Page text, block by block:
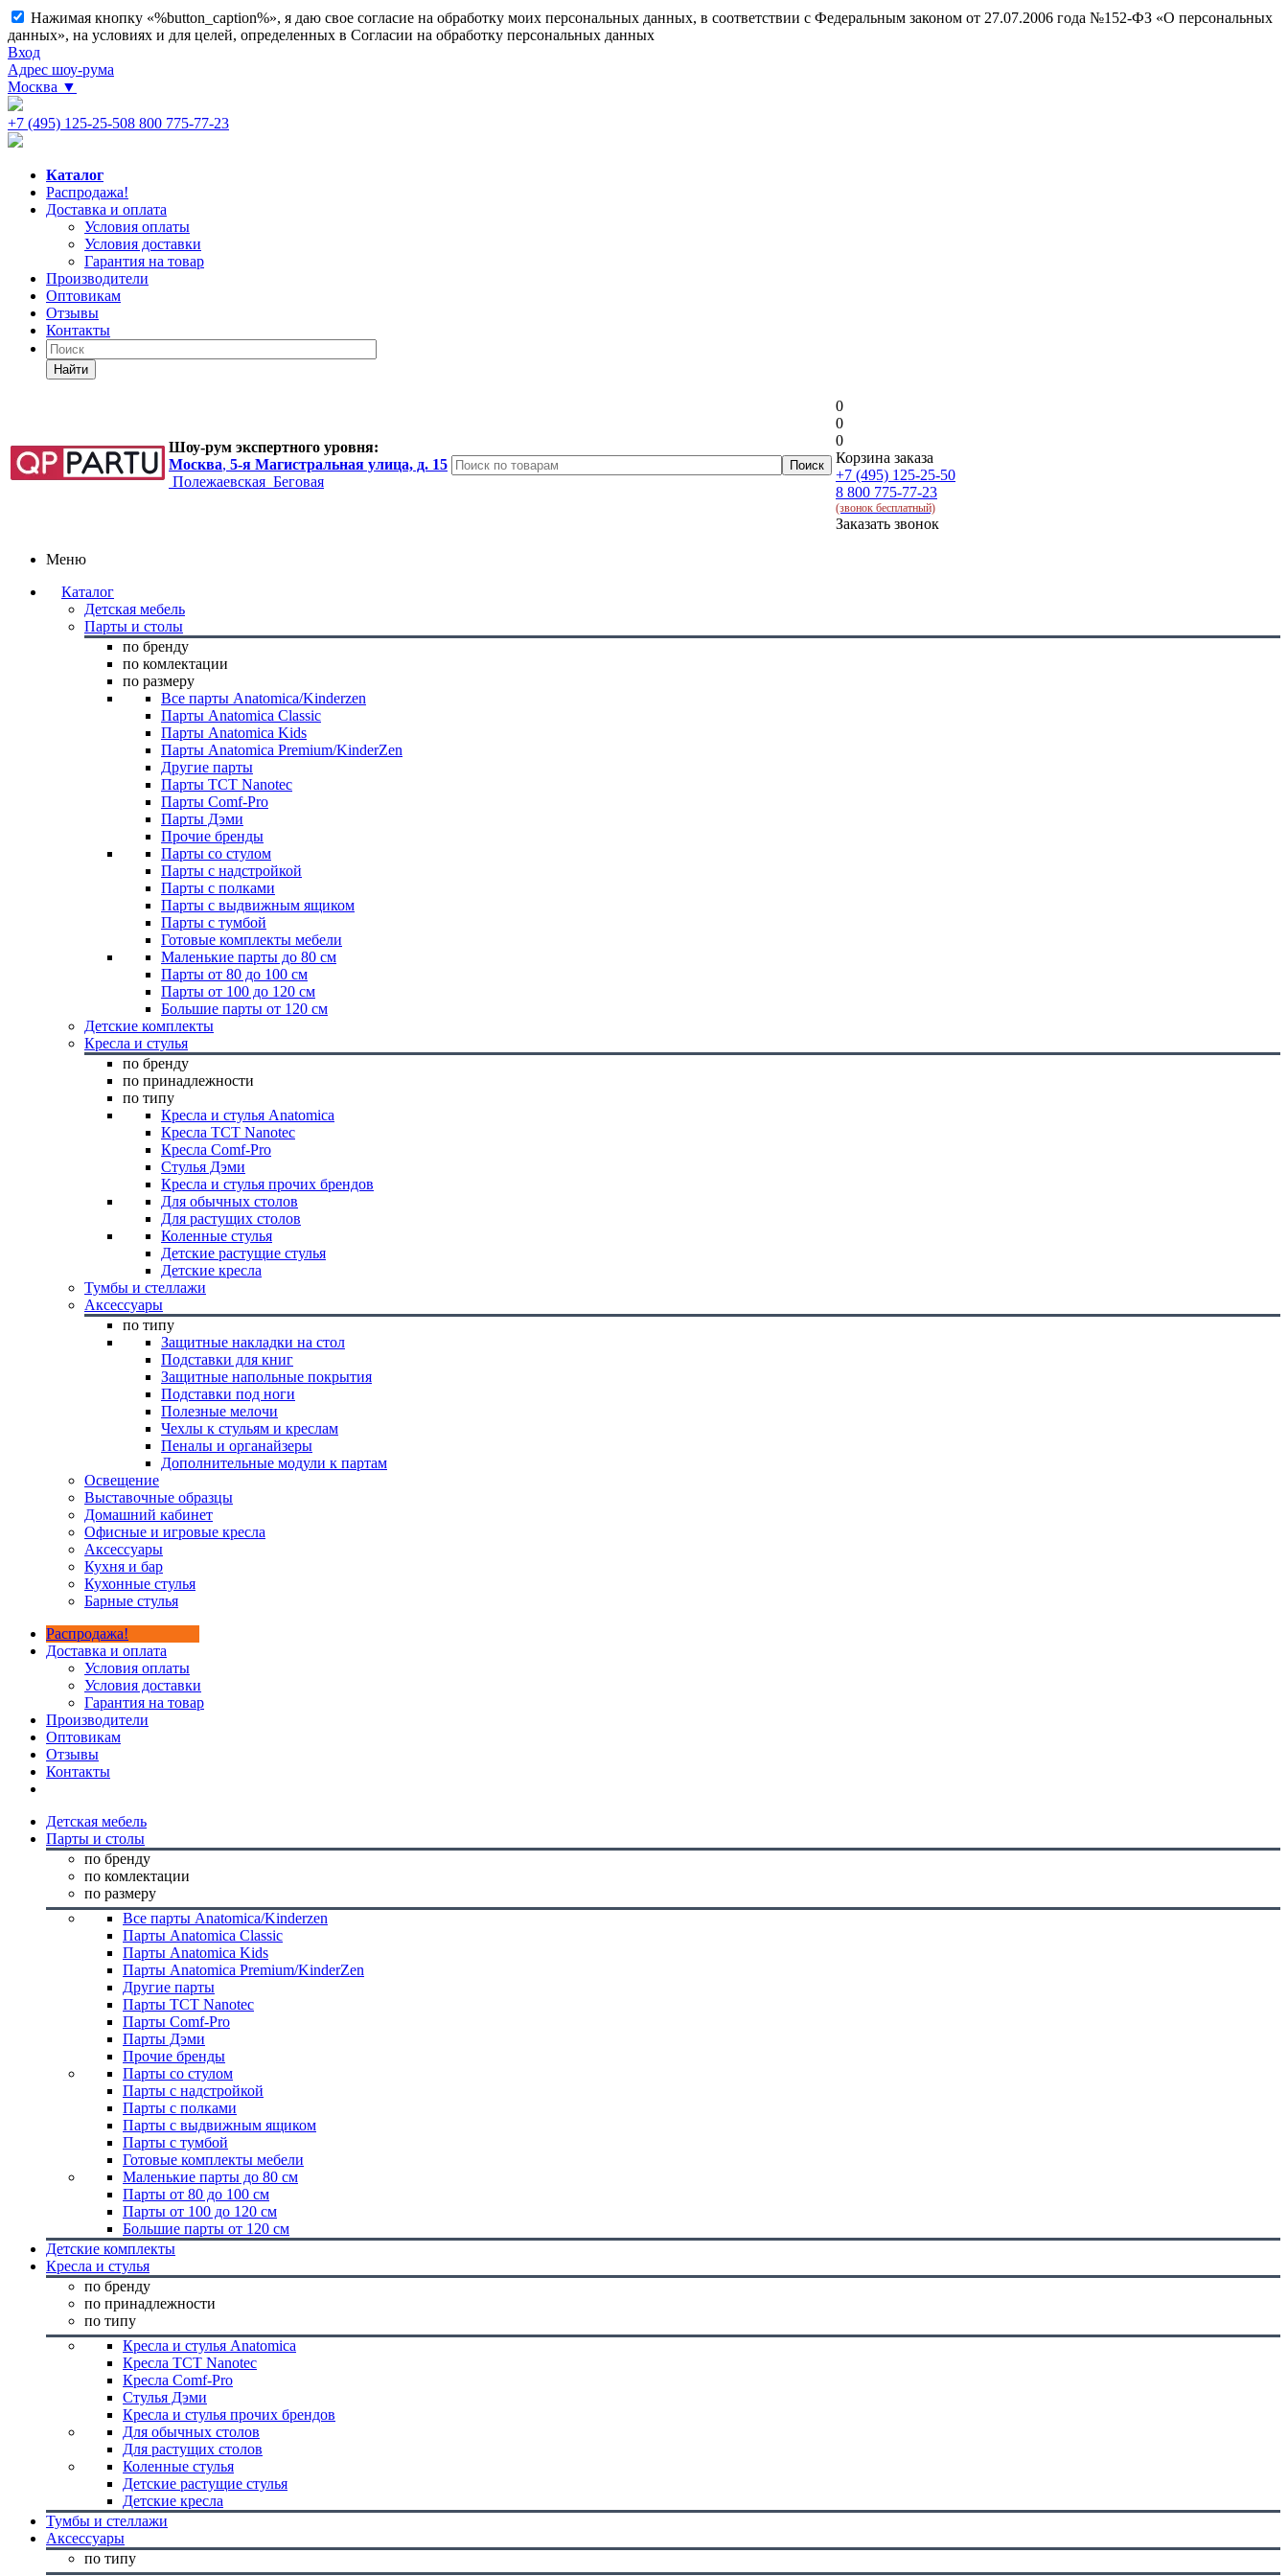
Нажимая кнопку «%button_caption%», я даю свое согласие на обработку моих персональных данных, в соответствии с Федеральным законом от 27.07.2006 года №152-ФЗ «О персональных
данных», на условиях и для целей, определенных в Согласии на обработку персональных данных
Вход
Адрес шоу-рума
Москва ▼
+7 (495) 125-25-508 800 775-77-23
Каталог
Распродажа!
Доставка и оплата
Условия оплаты
Условия доставки
Гарантия на товар
Производители
Оптовикам
Отзывы
Контакты
Найти
Шоу-рум экспертного уровня:
Москва, 5-я Магистральная улица, д. 15
Полежаевская Беговая
0
0
0
Корзина заказа
+7 (495) 125-25-50
8 800 775-77-23
(звонок бесплатный)
Заказать звонок
Меню
Каталог
Детская мебель
Парты и столы
по бренду
по комлектации
по размеру
Все парты Anatomica/Kinderzen
Парты Anatomica Classic
Парты Anatomica Kids
Парты Anatomica Premium/KinderZen
Другие парты
Парты TCT Nanotec
Парты Comf-Pro
Парты Дэми
Прочие бренды
Парты со стулом
Парты с надстройкой
Парты с полками
Парты с выдвижным ящиком
Парты с тумбой
Готовые комплекты мебели
Маленькие парты до 80 см
Парты от 80 до 100 см
Парты от 100 до 120 см
Большие парты от 120 см
Детские комплекты
Кресла и стулья
по бренду
по принадлежности
по типу
Кресла и стулья Anatomica
Кресла TCT Nanotec
Кресла Comf-Pro
Стулья Дэми
Кресла и стулья прочих брендов
Для обычных столов
Для растущих столов
Коленные стулья
Детские растущие стулья
Детские кресла
Тумбы и стеллажи
Аксессуары
по типу
Защитные накладки на стол
Подставки для книг
Защитные напольные покрытия
Подставки под ноги
Полезные мелочи
Чехлы к стульям и креслам
Пеналы и органайзеры
Дополнительные модули к партам
Освещение
Выставочные образцы
Домашний кабинет
Офисные и игровые кресла
Аксессуары
Кухня и бар
Кухонные стулья
Барные стулья
Распродажа!
Доставка и оплата
Условия оплаты
Условия доставки
Гарантия на товар
Производители
Оптовикам
Отзывы
Контакты
Детская мебель
Парты и столы
по бренду
по комлектации
по размеру
Все парты Anatomica/Kinderzen
Парты Anatomica Classic
Парты Anatomica Kids
Парты Anatomica Premium/KinderZen
Другие парты
Парты TCT Nanotec
Парты Comf-Pro
Парты Дэми
Прочие бренды
Парты со стулом
Парты с надстройкой
Парты с полками
Парты с выдвижным ящиком
Парты с тумбой
Готовые комплекты мебели
Маленькие парты до 80 см
Парты от 80 до 100 см
Парты от 100 до 120 см
Большие парты от 120 см
Детские комплекты
Кресла и стулья
по бренду
по принадлежности
по типу
Кресла и стулья Anatomica
Кресла TCT Nanotec
Кресла Comf-Pro
Стулья Дэми
Кресла и стулья прочих брендов
Для обычных столов
Для растущих столов
Коленные стулья
Детские растущие стулья
Детские кресла
Тумбы и стеллажи
Аксессуары
по типу